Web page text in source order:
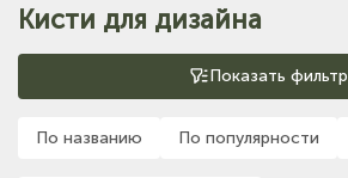
Кисти для дизайна
Показать фильтр
По названию По популярности